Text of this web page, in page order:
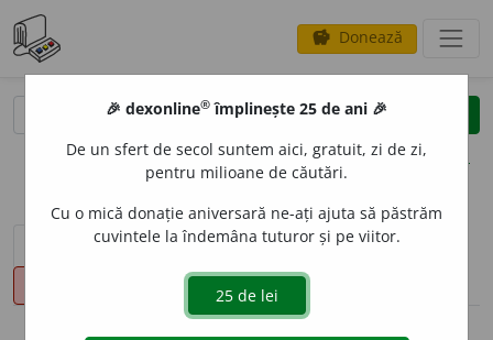
savings Donează
clear
opțiuni
sinteza definițiilor (2) definiții (35)
declinări
🎉 dexonline® împlinește 25 de ani 🎉
De un sfert de secol suntem aici, gratuit, zi de zi,
pentru milioane de căutări.
Cu o mică donație aniversară ne-ați ajuta să păstrăm
cuvintele la îndemâna tuturor și pe viitor.